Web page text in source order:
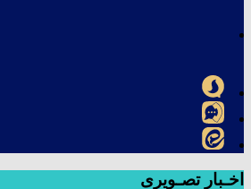
اخـبار تصـویری